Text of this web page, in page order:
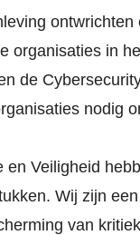
organisaties in
de
nodig
en Veiligheid
Wij zijn
van